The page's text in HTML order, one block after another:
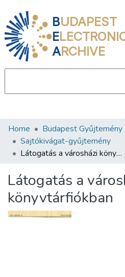
BUDAPEST
E
ARCHIVE
Communities & Collections
All of DSpace
About us
Home Budapest Gyűjtemény
Sajtókivágat-gyűjtemény
Látogatás a városházi könyvtárfiókban
Látogatás a
könyvtárfiókban